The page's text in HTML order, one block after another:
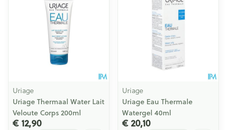
Uriage
Uriage Thermaal Water Lait
Veloute Corps 200ml
€ 12,90
Uriage
Uriage Eau Thermale
Watergel 40ml
€ 20,10